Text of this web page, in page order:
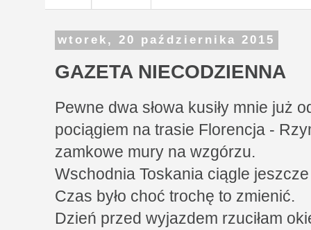
wtorek, 20 października 2015
GAZETA NIECODZIENNA
Pewne dwa słowa kusiły mnie już
pociągiem na trasie Florencja -
zamkowe mury na wzgórzu.
Wschodnia Toskania ciągle
Czas było choć trochę to zmienić.
Dzień przed wyjazdem rzuciłam